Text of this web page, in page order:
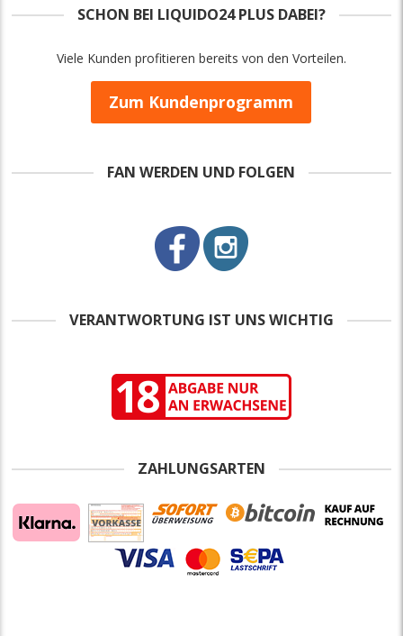
SCHON BEI LIQUIDO24 PLUS DABEI?
Viele Kunden profitieren bereits von den Vorteilen.
Zum Kundenprogramm
FAN WERDEN UND FOLGEN
VERANTWORTUNG IST UNS WICHTIG
ZAHLUNGSARTEN